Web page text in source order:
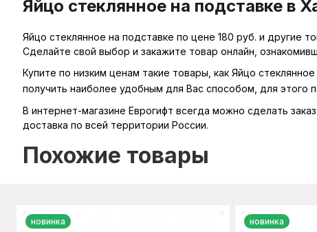
Яйцо стеклянное на подставке в
Яйцо стеклянное на подставке по цене 180 руб. и другие
Сделайте свой выбор и закажите товар онлайн,
Купите по низким ценам такие товары, как Яйцо
получить наиболее удобным для Вас способом, для этого
В интернет-магазине Еврогифт всегда можно сделать
доставка по всей территории России.
Похожие товары
новинка новинка